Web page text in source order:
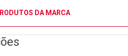
DA MARCA